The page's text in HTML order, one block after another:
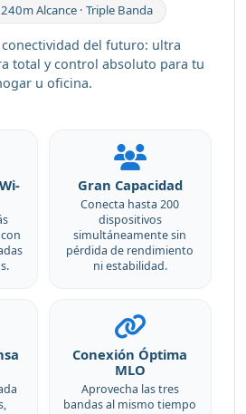
Alcance · Triple Banda
del futuro: ultra
total y control absoluto para tu
u oficina.
Gran Capacidad
Conecta hasta 200
dispositivos
simultáneamente sin
pérdida de rendimiento
ni estabilidad.
Conexión Óptima
MLO
Aprovecha las tres
bandas al mismo tiempo